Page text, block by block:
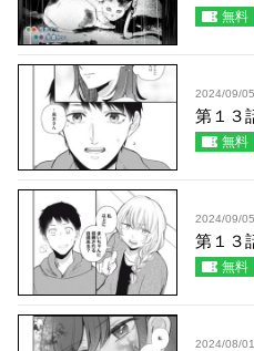
無料
2024/09/05
第１
無料
2024/09/05
第１
無料
2024/08/01